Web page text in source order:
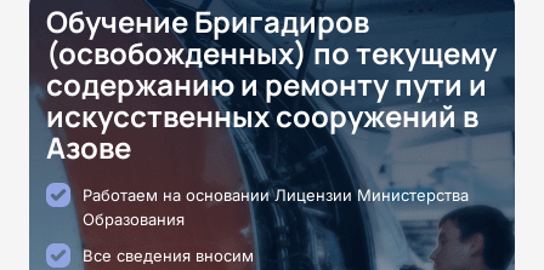
Обучение Бригадиров
(освобожденных) по текущему
содержанию и ремонту пути и
искусственных сооружений в
Азове
Работаем на основании Лицензии Министерства
Образования
Все сведения вносим